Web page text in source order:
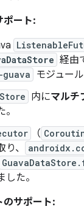
ート:
経由
モジュー
内にマルチ
（
、
した。
のサポート: